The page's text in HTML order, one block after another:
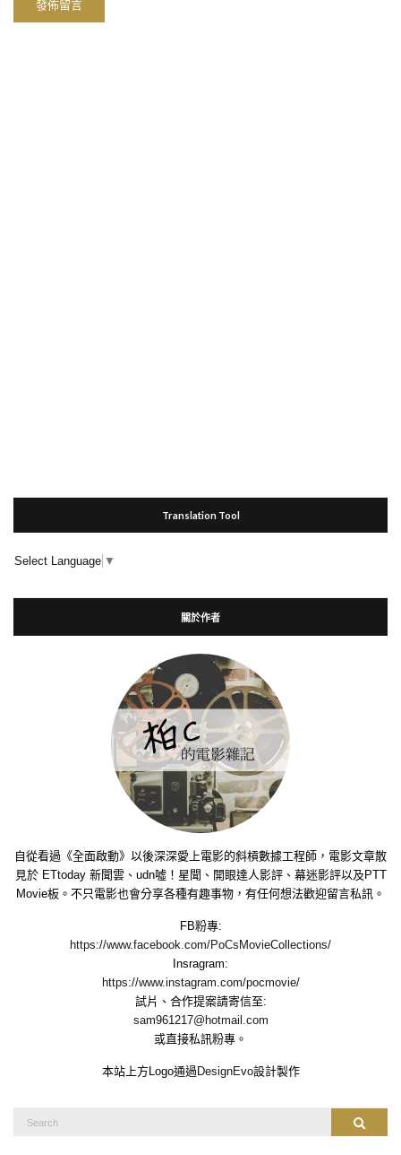
Translation Tool
Select Language ▼
關於作者
自從看過《全面啟動》以後深深愛上電影的斜槓數據工程師，電影文章散
見於 ETtoday 新聞雲、udn噓！星聞、開眼達人影評、幕迷影評以及PTT
Movie板。不只電影也會分享各種有趣事物，有任何想法歡迎留言私訊。
FB粉專:
https://www.facebook.com/PoCsMovieCollections/
Insragram:
https://www.instagram.com/pocmovie/
試片、合作提案請寄信至:
sam961217@hotmail.com
或直接私訊粉專。
本站上方Logo通過 DesignEvo設計製作
Search
Search